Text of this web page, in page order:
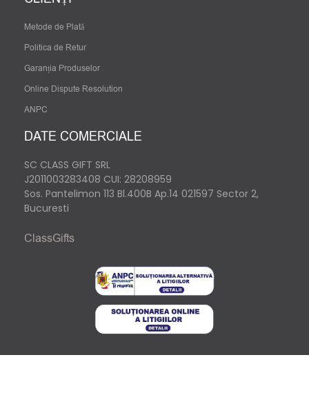
Metode de Plată
Politica de Retur
Garanția Produselor
Online Dispute Resolution
ANPC
DATE COMERCIALE
SC CLASS GIFT SRL
J2011003283408 CUI: 28208959
Sos. Pantelimon 113 Bl.400B Ap.14 021597 Sector 2,
Bucuresti
ClassGifts